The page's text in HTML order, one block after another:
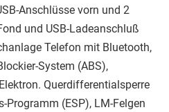
Anschlüsse vorn und 2
und USB-Ladeanschluß
Telefon mit Bluetooth,
System (ABS),
Querdifferentialsperre
Programm (ESP), LM-Felgen